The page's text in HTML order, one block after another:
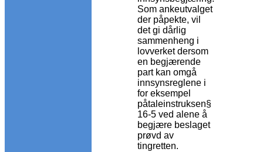
Som ankeutvalget
der påpekte, vil
det gi dårlig
sammenheng i
lovverket dersom
en begjærende
part kan omgå
innsynsreglene i
for eksempel
påtaleinstruksen§
16-5 ved alene å
begjære beslaget
prøvd av
tingretten.